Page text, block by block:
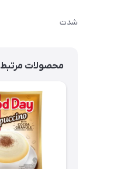
شدت
محصولات مرتبط